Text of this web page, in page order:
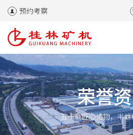
预约考察
荣誉
五十载匠心造物，半